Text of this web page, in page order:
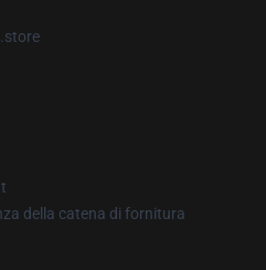
della catena di fornitura